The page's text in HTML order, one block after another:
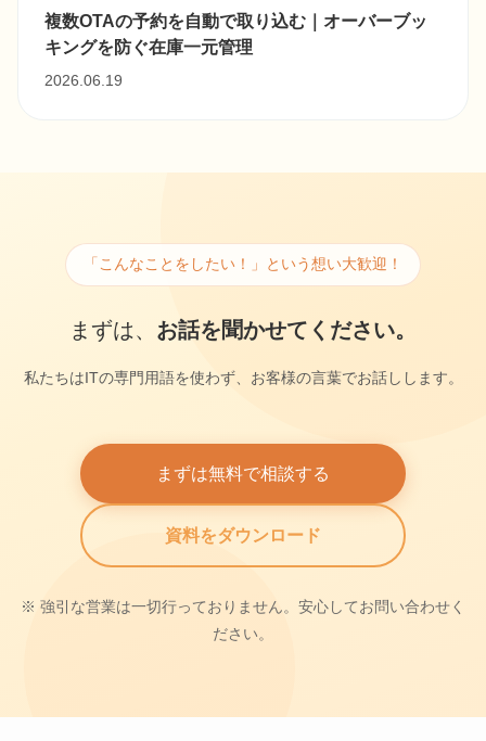
複数OTAの予約を自動で取り込む｜オーバーブッ
キングを防ぐ在庫一元管理
2026.06.19
「こんなことをしたい！」という想い大歓迎！
まずは、 お話を聞かせてください。
私たちはITの専門用語を使わず、お客様の言葉でお話しします。
まずは無料で相談する
資料をダウンロード
※ 強引な営業は一切行っておりません。安心してお問い合わせく
ださい。